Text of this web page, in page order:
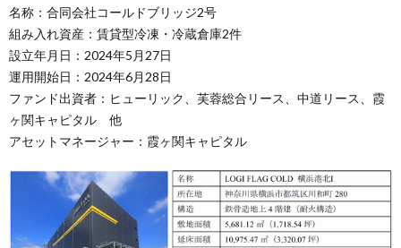
名称：合同会社コールドブリッジ2号
組み入れ資産：賃貸型冷凍・冷蔵倉庫2件
設立年月日：2024年5月27日
運用開始日：2024年6月28日
ファンド出資者：ヒューリック、芙蓉総合リース、中道リース、霞
ヶ関キャピタル 他
アセットマネージャー：霞ヶ関キャピタル